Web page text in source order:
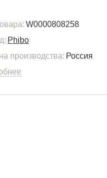
W0000808258
Phibo
производства: Россия